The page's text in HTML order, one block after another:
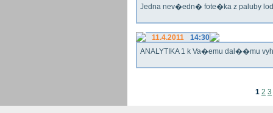
Jedna nev�edn� fote�ka z paluby
11.4.2011
14:30
ANALYTIKA 1 k Va�emu dal��mu
1 2 3